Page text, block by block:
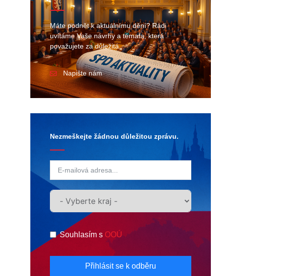
Máte podnět k aktuálnímu dění? Rádi
uvítáme Vaše návrhy a témata, která
považujete za důležitá.
Napište nám
Nezmeškejte žádnou důležitou zprávu.
Souhlasím s OOÚ
Přihlásit se k odběru